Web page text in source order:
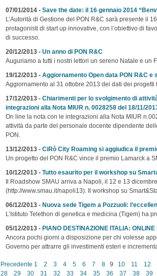
07/01/2014 - Save the date: il 16 gennaio 2014
L’Autorità di Gestione del PON R&C sarà presente il
protagonisti di start up innovative, con l’obiettivo di
di successo.
20/12/2013 - Un anno di PON R&C
Auguriamo a tutti i nostri lettori un sereno Natale e un
19/12/2013 - Aggiornamento Open data PON R&C
Aggiornamento al 31 ottobre 2013 dei dati dei
17/12/2013 - Chiarimenti per lo svolgimento di
integrazioni alla Nota MIUR n. 0028258 del 18/11/
On line la nota con le integrazioni alla Nota MIUR
attività da parte del personale docente dipendente
PON.
13/12/2013 - CiRò City Roaming si aggiudica il
Un progetto del PON R&C vince il premio Lamarck a
10/12/2013 - Tutto esaurito per il workshop su
Il Roadshow SMAU arriva a Napoli, il 12 e 13
(http://www.smau.it/napoli13). Il workshop su
06/12/2013 - Nuova sede Tigem a Pozzuoli:
L’Istituto Telethon di genetica e medicina (Tigem) ha
05/12/2013 - PIANO DESTINAZIONE ITALIA:
Ancora pochi giorni a disposizione per chi volesse
Governo per attrarre gli investimenti esteri e
Precedente 1 2 3 4 5 6 7 8 9 10 11 12
28
29 30 31 32 33 34 35 36 37 38 39